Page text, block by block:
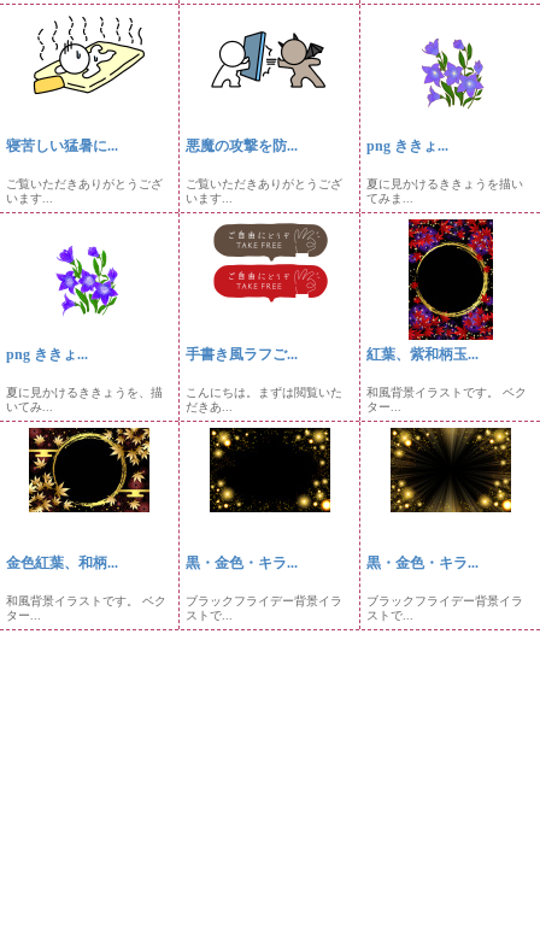
寝苦しい猛暑に...
ご覧いただきありがとうござ
います...
悪魔の攻撃を防...
ご覧いただきありがとうござ
います...
png ききょ...
夏に見かけるききょうを描い
てみま...
png ききょ...
夏に見かけるききょうを、描
いてみ...
手書き風ラフご...
こんにちは。まずは閲覧いた
だきあ...
紅葉、紫和柄玉...
和風背景イラストです。 ベク
ター...
金色紅葉、和柄...
和風背景イラストです。 ベク
ター...
黒・金色・キラ...
ブラックフライデー背景イラ
ストで...
黒・金色・キラ...
ブラックフライデー背景イラ
ストで...